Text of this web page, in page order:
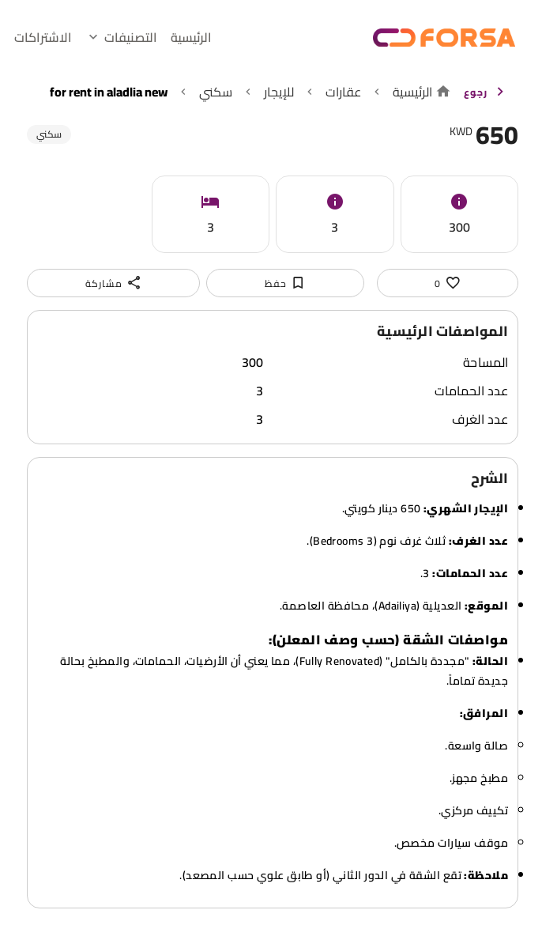
الرئيسية التصنيفات الاشتراكات
رجوع الرئيسية عقارات للإيجار سكني for rent in aladlia new
650
KWD سكني
300
3
3
0 حفظ مشاركة
المواصفات الرئيسية
المساحة
300
عدد الحمامات
3
عدد الغرف
3
الشرح
الإيجار الشهري:
عدد الغرف:ثلاث غرف نوم (3 Bedrooms).
عدد الحمامات:3.
الموقع:العديلية (Adailiya)، محافظة العاصمة.
مواصفات الشقة (حسب وصف المعلن):
الحالة:
"مجددة بالكامل" (Fully Renovated)، مما يعني أن الأرضيات، الحمامات، والمطبخ بحالة
جديدة تماماً.
المرافق:
صالة واسعة.
مطبخ مجهز.
تكييف مركزي.
موقف سيارات مخصص.
ملاحظة:تقع الشقة في الدور الثاني (أو طابق علوي حسب المصعد).